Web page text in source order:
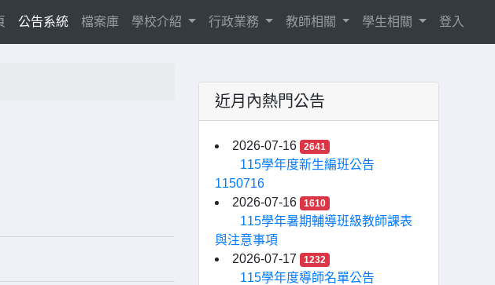
(current)
公告系統 檔案庫 學校介紹 行政業務 教師相關 學生相關 登入
近月內熱門公告
2026-07-16 2641
115學年度新生編班公告
1150716
2026-07-16
1610
115學年暑期輔導班級教師課表
與注意事項
2026-07-17
1232
115學年度導師名單公告